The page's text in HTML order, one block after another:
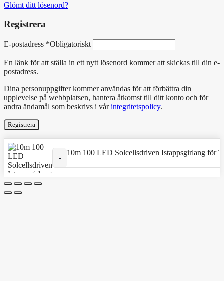
Glömt ditt lösenord?
Registrera
E-postadress *Obligatoriskt
En länk för att ställa in ett nytt lösenord kommer att skickas till din e-
postadress.
Dina personuppgifter kommer användas för att förbättra din
upplevelse på webbplatsen, hantera åtkomst till ditt konto och för
andra ändamål som beskrivs i vårintegritetspolicy.
Registrera
10m 100 LED Solcellsdriven Istappsgirlang för Trädgård,
10m 100 LED Solcellsdriven Istappsgirlang för